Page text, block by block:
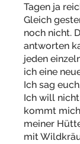
Tagen ja
Gleich
noch nicht.
antworten
jeden
ich eine
Ich sag
Ich will
kommt
meiner
mit